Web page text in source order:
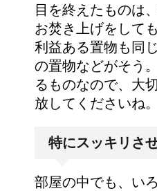
目を終えたものは
お焚き上げをして
利益ある置物も同
の置物などがそう
るものなので、大
放してくださいね。
特にスッキリさ
部屋の中でも、い